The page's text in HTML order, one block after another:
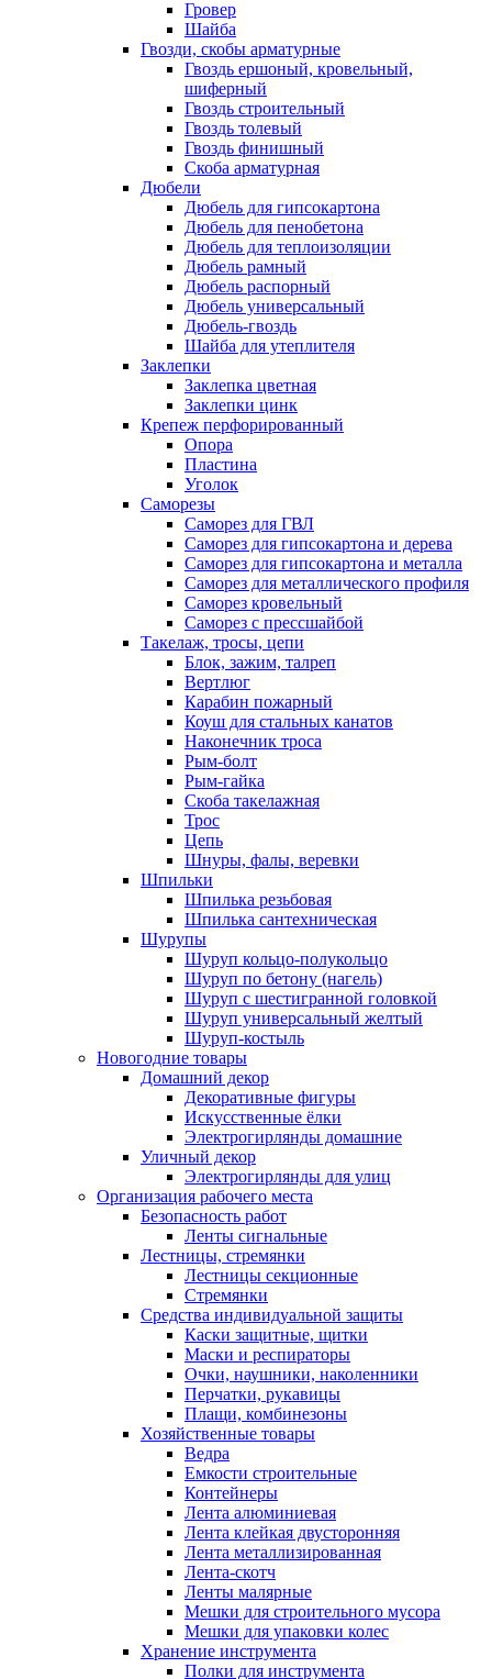
Гровер
Шайба
Гвозди, скобы арматурные
Гвоздь ершоный, кровельный,
шиферный
Гвоздь строительный
Гвоздь толевый
Гвоздь финишный
Скоба арматурная
Дюбели
Дюбель для гипсокартона
Дюбель для пенобетона
Дюбель для теплоизоляции
Дюбель рамный
Дюбель распорный
Дюбель универсальный
Дюбель-гвоздь
Шайба для утеплителя
Заклепки
Заклепка цветная
Заклепки цинк
Крепеж перфорированный
Опора
Пластина
Уголок
Саморезы
Саморез для ГВЛ
Саморез для гипсокартона и дерева
Саморез для гипсокартона и металла
Саморез для металлического профиля
Саморез кровельный
Саморез с прессшайбой
Такелаж, тросы, цепи
Блок, зажим, талреп
Вертлюг
Карабин пожарный
Коуш для стальных канатов
Наконечник троса
Рым-болт
Рым-гайка
Скоба такелажная
Трос
Цепь
Шнуры, фалы, веревки
Шпильки
Шпилька резьбовая
Шпилька сантехническая
Шурупы
Шуруп кольцо-полукольцо
Шуруп по бетону (нагель)
Шуруп с шестигранной головкой
Шуруп универсальный желтый
Шуруп-костыль
Новогодние товары
Домашний декор
Декоративные фигуры
Искусственные ёлки
Электрогирлянды домашние
Уличный декор
Электрогирлянды для улиц
Организация рабочего места
Безопасность работ
Ленты сигнальные
Лестницы, стремянки
Лестницы секционные
Стремянки
Средства индивидуальной защиты
Каски защитные, щитки
Маски и респираторы
Очки, наушники, наколенники
Перчатки, рукавицы
Плащи, комбинезоны
Хозяйственные товары
Ведра
Емкости строительные
Контейнеры
Лента алюминиевая
Лента клейкая двусторонняя
Лента металлизированная
Лента-скотч
Ленты малярные
Мешки для строительного мусора
Мешки для упаковки колес
Хранение инструмента
Полки для инструмента